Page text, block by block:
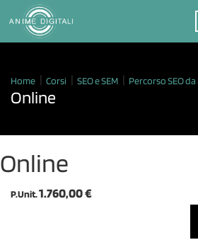
Home Corsi SEO e SEM Percorso SEO
Online
Online
P.Unit.1.760,00 €